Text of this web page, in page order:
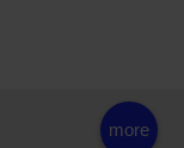
more